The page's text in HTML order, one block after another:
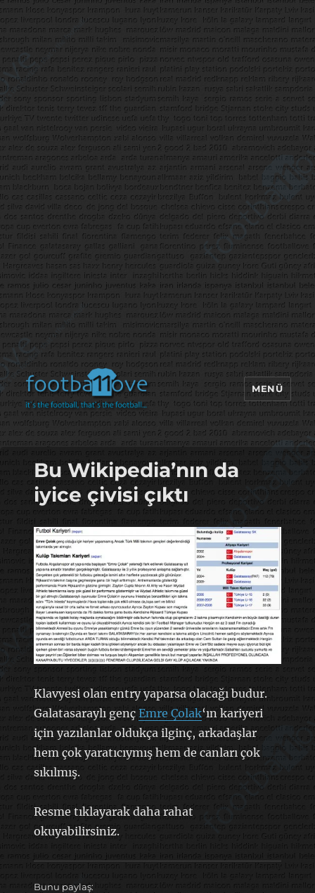
footbaLLove
MENÜ
Bu Wikipedia’nın da
iyice çivisi çıktı
Klavyesi olan entry yaparsa olacağı budur.
Galatasaraylı genç Emre Çolak‘ın kariyeri
için yazılanlar oldukça ilginç, arkadaşlar
hem çok yaratıcıymış hem de canları çok
sıkılmış.
Resme tıklayarak daha rahat
okuyabilirsiniz.
Bunu paylaş: